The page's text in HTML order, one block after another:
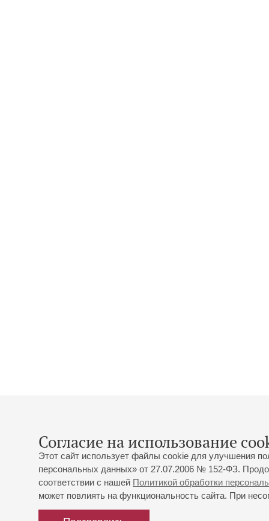
Согласие на использование
Этот сайт использует файлы cookie для улучшения
персональных данных» от 27.07.2006 № 152-ФЗ.
соответствии с нашей Политикой обработки
может повлиять на функциональность сайта. При